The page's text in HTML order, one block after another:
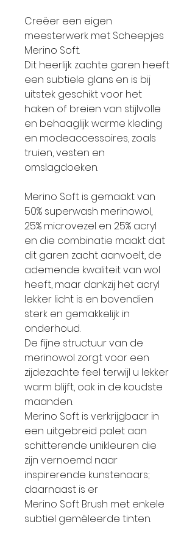
Creëer een eigen
meesterwerk met Scheepjes
Merino Soft.
Dit heerlijk zachte garen heeft
een subtiele glans en is bij
uitstek geschikt voor het
haken of breien van stijlvolle
en behaaglijk warme kleding
en modeaccessoires, zoals
truien, vesten en
omslagdoeken.
Merino Soft is gemaakt van
50% superwash merinowol,
25% microvezel en 25% acryl
en die combinatie maakt dat
dit garen zacht aanvoelt, de
ademende kwaliteit van wol
heeft, maar dankzij het acryl
lekker licht is en bovendien
sterk en gemakkelijk in
onderhoud.
De fijne structuur van de
merinowol zorgt voor een
zijdezachte feel terwijl u lekker
warm blijft, ook in de koudste
maanden.
Merino Soft is verkrijgbaar in
een uitgebreid palet aan
schitterende unikleuren die
zijn vernoemd naar
inspirerende kunstenaars;
daarnaast is er
Merino Soft Brush met enkele
subtiel gemêleerde tinten.